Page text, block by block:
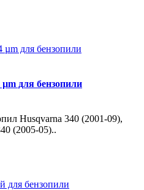
µm для бензопили
Husqvarna 340 (2001-09),
(2005-05)..